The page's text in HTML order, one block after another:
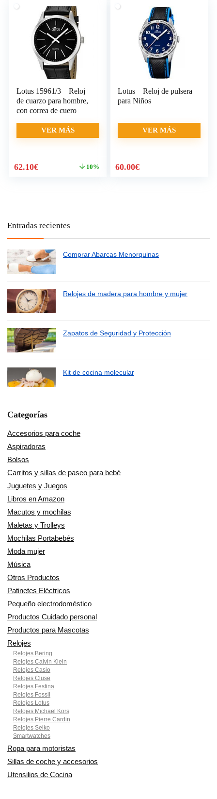
era:
69.95€.
Lotus 15961/3 – Reloj
de cuarzo para hombre,
con correa de cuero
VER MÁS
El
62.10€El
10%
Lotus – Reloj de pulsera
para Niños
VER MÁS
60.00€
Entradas recientes
Comprar Abarcas Menorquinas
Relojes de madera para hombre y mujer
Zapatos de Seguridad y Protección
Kit de cocina molecular
Categorías
Accesorios para coche
Aspiradoras
Bolsos
Carritos y sillas de paseo para bebé
Juguetes y Juegos
Libros en Amazon
Macutos y mochilas
Maletas y Trolleys
Mochilas Portabebés
Moda mujer
Música
Otros Productos
Patinetes Eléctricos
Pequeño electrodoméstico
Productos Cuidado personal
Productos para Mascotas
Relojes
Relojes Bering
Relojes Calvin Klein
Relojes Casio
Relojes Cluse
Relojes Festina
Relojes Fossil
Relojes Lotus
Relojes Michael Kors
Relojes Pierre Cardin
Relojes Seiko
Smartwatches
Ropa para motoristas
Sillas de coche y accesorios
Utensilios de Cocina